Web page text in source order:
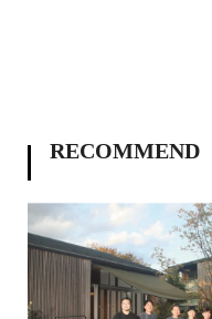
RECOMMEND